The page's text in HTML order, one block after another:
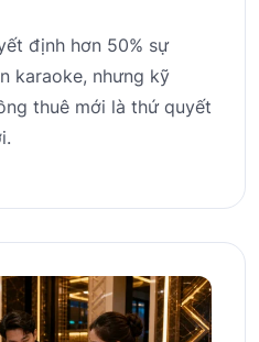
định hơn 50% sự
karaoke, nhưng kỹ
thuê mới là thứ quyết